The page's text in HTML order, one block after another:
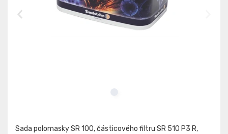
Sada polomasky SR 100, částicového filtru SR 510 P3 R,